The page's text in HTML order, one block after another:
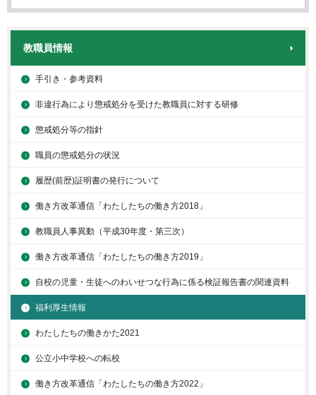
教職員情報
手引き・参考資料
非違行為により懲戒処分を受けた教職員に対する研修
懲戒処分等の指針
職員の懲戒処分の状況
履歴(前歴)証明書の発行について
働き方改革通信「わたしたちの働き方2018」
教職員人事異動（平成30年度・第三次）
働き方改革通信「わたしたちの働き方2019」
自校の児童・生徒へのわいせつな行為に係る検証報告書の関連資料
福利厚生情報
わたしたちの働きかた2021
公立小中学校への転校
働き方改革通信「わたしたちの働き方2022」